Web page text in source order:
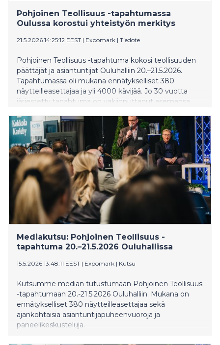
Pohjoinen Teollisuus -tapahtumassa
Oulussa korostui yhteistyön merkitys
21.5.2026 14:25:12 EEST | Expomark | Tiedote
Pohjoinen Teollisuus -tapahtuma kokosi teollisuuden
päättäjät ja asiantuntijat Ouluhalliin 20.–21.5.2026.
Tapahtumassa oli mukana ennätykselliset 380
näytteilleasettajaa ja yli 4000 kävijää. Jo 30 vuotta
järjestetty tapahtuma on vakiinnuttanut asemansa
ja yhteistyöverkostojen rakentajana.
Mediakutsu: Pohjoinen Teollisuus -
tapahtuma 20.–21.5.2026 Ouluhallissa
15.5.2026 13:48:11 EEST | Expomark | Kutsu
Kutsumme median tutustumaan Pohjoinen Teollisuus
-tapahtumaan 20.-21.5.2026 Ouluhalliin. Mukana on
ennätykselliset 380 näytteilleasettajaa sekä
ajankohtaisia asiantuntijapuheenvuoroja ja
paneelikeskusteluja.